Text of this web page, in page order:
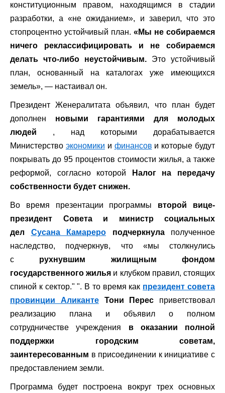
конституционным правом, находящимся в стадии
разработки, а «не ожиданием», и заверил, что это
стопроцентно устойчивый план. «Мы не собираемся
ничего реклассифицировать и не собираемся
делать что-либо неустойчивым. Это устойчивый
план, основанный на каталогах уже имеющихся
земель», — настаивал он.
Президент Женералитата объявил, что план будет
дополнен новыми гарантиями для молодых
людей , над которыми дорабатывается
Министерство экономики и финансов и которые будут
покрывать до 95 процентов стоимости жилья, а также
реформой, согласно которой
Налог на передачу
собственности будет снижен.
Во время презентации программы второй вице-
президент Совета и министр социальных
дел Сусана Камареро подчеркнулаполученное
наследство, подчеркнув, что «мы столкнулись
с рухнувшим жилищным фондом
государственного жилья и клубком правил, стоящих
спиной к сектор." ". В то время как президент совета
провинции АликантеТони Перес приветствовал
реализацию плана и объявил о полном
сотрудничестве учреждения в оказании полной
поддержки городским советам,
заинтересованным в присоединении к инициативе с
предоставлением земли.
Программа будет построена вокруг трех основных